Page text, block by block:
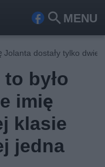
MENU
Fa
ook
Szu
kaj
Jolanta dostały tylko dwie
było
imię
klasie
jedna